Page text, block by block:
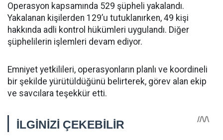
Operasyon kapsamında 529 şüpheli yakalandı.
Yakalanan kişilerden 129’u tutuklanırken, 49 kişi
hakkında adli kontrol hükümleri uygulandı. Diğer
şüphelilerin işlemleri devam ediyor.
Emniyet yetkilileri, operasyonların planlı ve koordineli
bir şekilde yürütüldüğünü belirterek, görev alan ekip
ve savcılara teşekkür etti.